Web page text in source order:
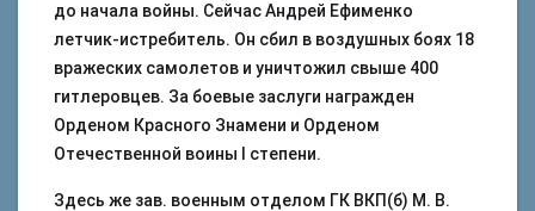
до начала войны. Сейчас Андрей Ефименко
летчик-истребитель. Он сбил в воздушных боях 18
вражеских самолетов и уничтожил свыше 400
гитлеровцев. За боевые заслуги награжден
Орденом Красного Знамени и Орденом
Отечественной воины I степени.
Здесь же зав. военным отделом ГК ВКП(б) М. В.